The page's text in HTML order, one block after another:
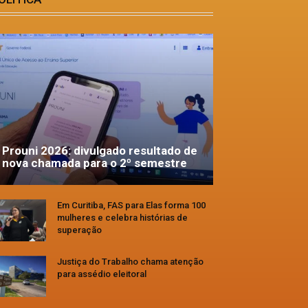
Prouni 2026: divulgado resultado de
nova chamada para o 2º semestre
Em Curitiba, FAS para Elas forma 100
mulheres e celebra histórias de
superação
Justiça do Trabalho chama atenção
para assédio eleitoral